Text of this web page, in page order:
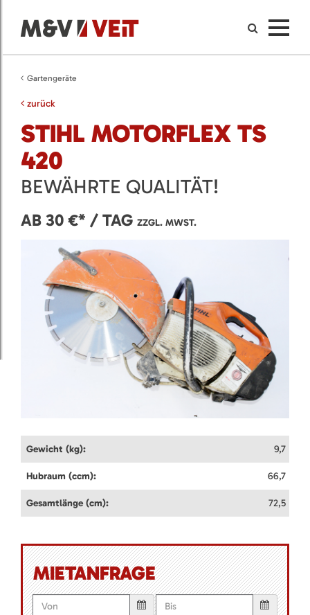
Gartengeräte
zurück
STIHL MOTORFLEX TS
420
BEWÄHRTE QUALITÄT!
AB 30 €* / TAG ZZGL. MWST.
Gewicht (kg): 9,7
Hubraum (ccm): 66,7
Gesamtlänge (cm): 72,5
MIETANFRAGE